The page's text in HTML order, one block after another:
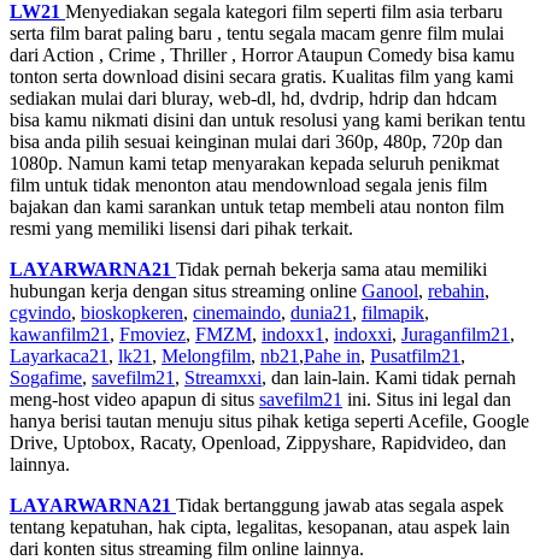
LW21 Menyediakan segala kategori film seperti film asia terbaru
serta film barat paling baru , tentu segala macam genre film mulai
dari Action , Crime , Thriller , Horror Ataupun Comedy bisa kamu
tonton serta download disini secara gratis. Kualitas film yang kami
sediakan mulai dari bluray, web-dl, hd, dvdrip, hdrip dan hdcam
bisa kamu nikmati disini dan untuk resolusi yang kami berikan tentu
bisa anda pilih sesuai keinginan mulai dari 360p, 480p, 720p dan
1080p. Namun kami tetap menyarakan kepada seluruh penikmat
film untuk tidak menonton atau mendownload segala jenis film
bajakan dan kami sarankan untuk tetap membeli atau nonton film
resmi yang memiliki lisensi dari pihak terkait.
LAYARWARNA21 Tidak pernah bekerja sama atau memiliki
hubungan kerja dengan situs streaming online Ganool, rebahin,
cgvindo, bioskopkeren, cinemaindo, dunia21 , filmapik,
kawanfilm21 , Fmoviez, FMZM, indoxx1 , indoxxi, Juraganfilm21 ,
Layarkaca21 , lk21 , Melongfilm, nb21 ,Pahe in, Pusatfilm21 ,
Sogafime, savefilm21 , Streamxxi, dan lain-lain. Kami tidak pernah
meng-host video apapun di situs savefilm21 ini. Situs ini legal dan
hanya berisi tautan menuju situs pihak ketiga seperti Acefile, Google
Drive, Uptobox, Racaty, Openload, Zippyshare, Rapidvideo, dan
lainnya.
LAYARWARNA21 Tidak bertanggung jawab atas segala aspek
tentang kepatuhan, hak cipta, legalitas, kesopanan, atau aspek lain
dari konten situs streaming film online lainnya.